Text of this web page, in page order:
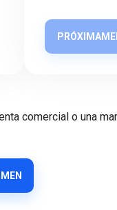
comercial o una